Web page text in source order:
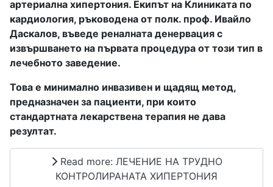
артериална хипертония. Екипът на Клиниката по
кардиология, ръководена от полк. проф. Ивайло
Даскалов, въведе реналната денервация с
извършването на първата процедура от този тип в
лечебното заведение.
Това е минимално инвазивен и щадящ метод,
предназначен за пациенти, при които
стандартната лекарствена терапия не дава
резултат.
Read more: ЛЕЧЕНИЕ НА ТРУДНО
КОНТРОЛИРАНАТА ХИПЕРТОНИЯ